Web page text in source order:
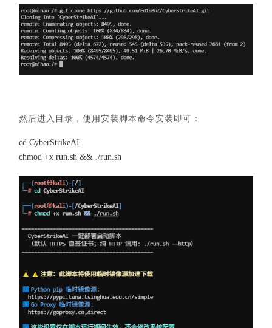
然后进入目录，使用安装脚本命令安装即可：
cd CyberStrikeAI
chmod +x run.sh && ./run.sh